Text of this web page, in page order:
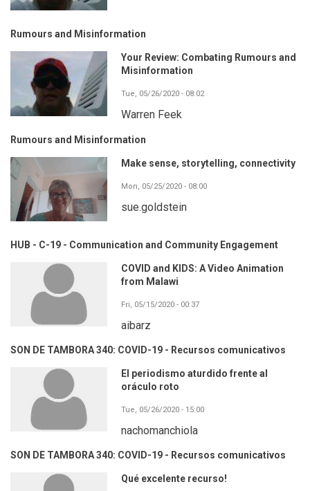
Rumours and Misinformation
Your Review: Combating Rumours and
Misinformation
Tue, 05/26/2020 - 08:02
Warren Feek
Rumours and Misinformation
Make sense, storytelling, connectivity
Mon, 05/25/2020 - 08:00
sue.goldstein
HUB - C-19 - Communication and Community Engagement
COVID and KIDS: A Video Animation
from Malawi
Fri, 05/15/2020 - 00:37
aibarz
SON DE TAMBORA 340: COVID-19 - Recursos comunicativos
El periodismo aturdido frente al
oráculo roto
Tue, 05/26/2020 - 15:00
nachomanchiola
SON DE TAMBORA 340: COVID-19 - Recursos comunicativos
Qué excelente recurso!